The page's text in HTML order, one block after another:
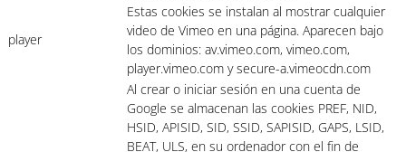
player
Estas cookies se instalan al mostrar cualquier
video de Vimeo en una página. Aparecen bajo
los dominios: av.vimeo.com, vimeo.com,
player.vimeo.com y secure-a.vimeocdn.com
Al crear o iniciar sesión en una cuenta de
Google se almacenan las cookies PREF, NID,
HSID, APISID, SID, SSID, SAPISID, GAPS, LSID,
BEAT, ULS, en su ordenador con el fin de